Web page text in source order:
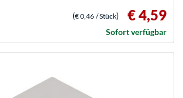
(€ 0,46 / Stück) € 4,59
Sofort verfügbar